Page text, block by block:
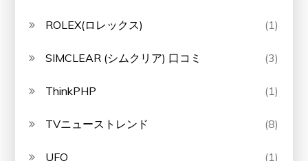
ROLEX(ロレックス) (1)
SIMCLEAR (シムクリア) 口コミ (3)
ThinkPHP (1)
TVニューストレンド (8)
UFO (1)